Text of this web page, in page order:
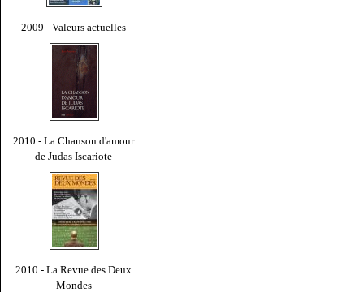
2009 - Valeurs actuelles
2010 - La Chanson d'amour
de Judas Iscariote
2010 - La Revue des Deux
Mondes